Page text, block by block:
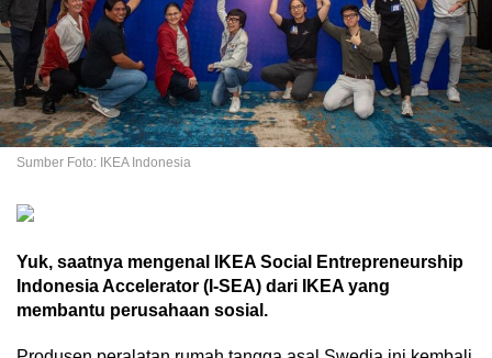
Sumber Foto: IKEA Indonesia
Yuk, saatnya mengenal IKEA Social Entrepreneurship
Indonesia Accelerator (I-SEA) dari IKEA yang
membantu perusahaan sosial.